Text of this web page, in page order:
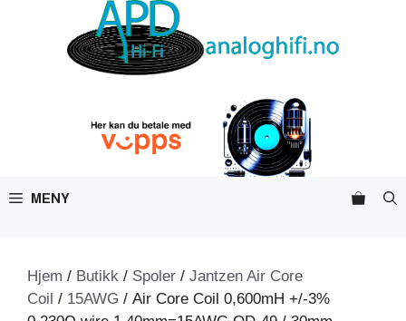
MENY
Hjem / Butikk / Spoler / Jantzen Air Core
Coil / 15AWG / Air Core Coil 0,600mH +/-3%